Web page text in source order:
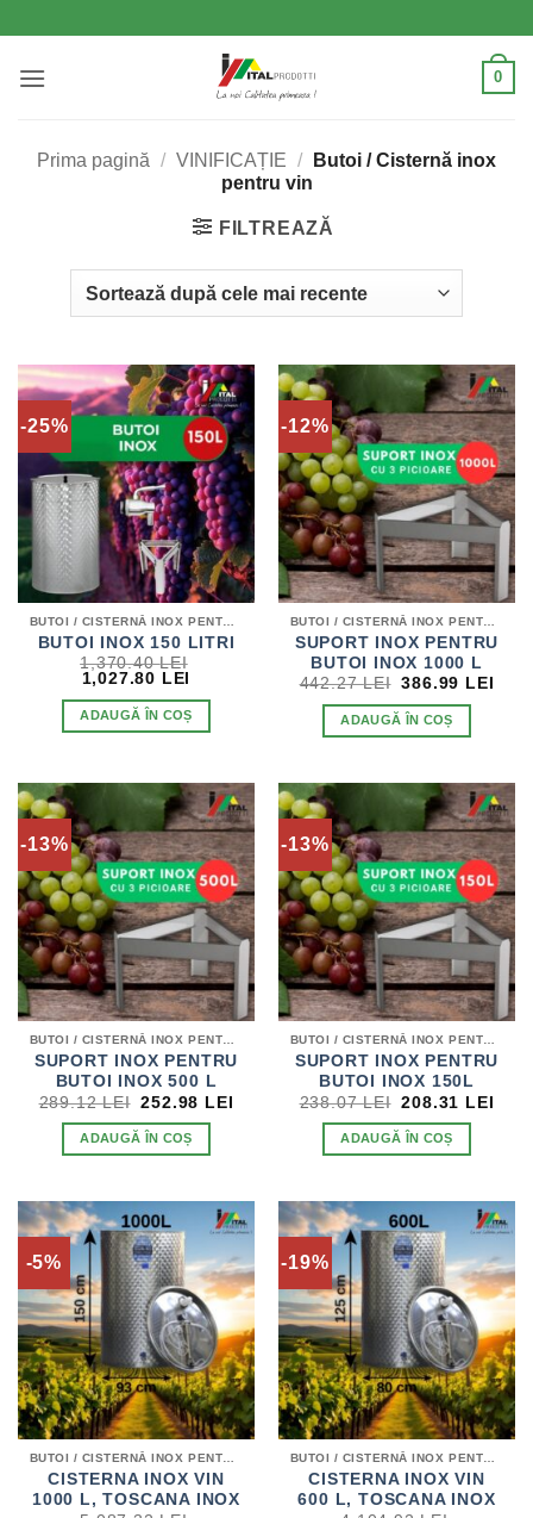
content
0
Prima pagină / VINIFICAȚIE /
Butoi / Cisternă inox
pentru vin
FILTREAZĂ
-25%
BUTOI INOX 150 LITRI
1,370.40LEI
PREȚUL
A
FOST:
1,027.80 LEI
ESTE:
1,027.80 LEI.
ADAUGĂ ÎN COȘ
-12%
SUPORT INOX PENTRU
BUTOI INOX 1000 L
442.27LEI PREȚUL
A
FOST:
386.99 LEI
ADAUGĂ ÎN COȘ
-13%
SUPORT INOX PENTRU
BUTOI INOX 500 L
289.12LEI PREȚUL
A
FOST:
252.98 LEI PREȚUL
ADAUGĂ ÎN COȘ
-13%
SUPORT INOX PENTRU
BUTOI INOX 150L
238.07LEI PREȚUL
A
FOST:
208.31 LEI
ADAUGĂ ÎN COȘ
-5%
CISTERNA INOX VIN
1000 L, TOSCANA INOX
-19%
CISTERNA INOX VIN
600 L, TOSCANA INOX